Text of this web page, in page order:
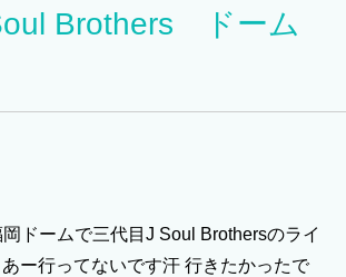
Brothers ドーム
ドームで三代目J Soul Brothersのライ
ー行ってないです汗 行きたかったで